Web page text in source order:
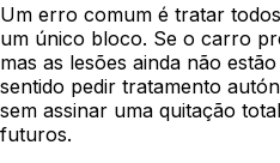
Um erro comum é tratar
um único bloco. Se o carro
mas as lesões ainda não
sentido pedir tratamento
sem assinar uma quitação
futuros.